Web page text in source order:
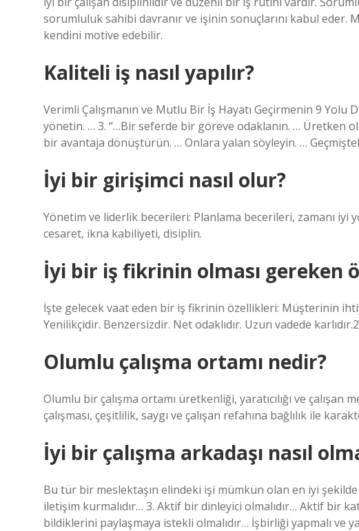
sorumluluk sahibi davranır ve işinin sonuçlarını kabul eder.
kendini motive edebilir.
Kaliteli iş nasıl yapılır?
Verimli Çalışmanın ve Mutlu Bir İş Hayatı Geçirmenin 9 Yolu
yönetin. … 3. “…Bir seferde bir göreve odaklanın. … Üretken
bir avantaja dönüştürün. … Onlara yalan söyleyin. …
İyi bir girişimci nasıl olur?
Yönetim ve liderlik becerileri: Planlama becerileri, zamanı iyi
cesaret, ikna kabiliyeti, disiplin.
İyi bir iş fikrinin olması gereken
İşte gelecek vaat eden bir iş fikrinin özellikleri: Müşterinin
Yenilikçidir. Benzersizdir. Net odaklıdır. Uzun vadede
Olumlu çalışma ortamı nedir?
Olumlu bir çalışma ortamı üretkenliği, yaratıcılığı ve
çalışması, çeşitlilik, saygı ve çalışan refahına bağlılık ile
İyi bir çalışma arkadaşı nasıl
Bu tür bir meslektaşın elindeki işi mümkün olan en iyi şekilde
iletişim kurmalıdır… 3. Aktif bir dinleyici olmalıdır… Aktif bir
bildiklerini paylaşmaya istekli olmalıdır… İşbirliği yapmalı ve